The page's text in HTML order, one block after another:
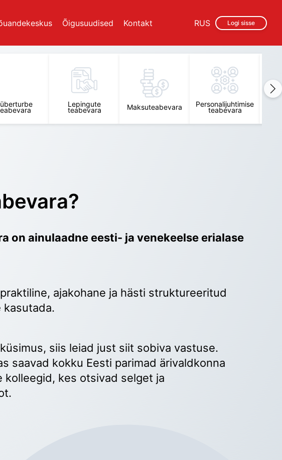
Õigusuudised Kontakt Logi sisse
RUS
Lepingute
teabevara Maksuteabevara Personalijuhtimise
teabevara
on ainulaadne eesti- ja venekeelse erialase
ajakohane ja hästi struktureeritud
kasutada.
siis leiad just siit sobiva vastuse.
saavad kokku Eesti parimad ärivaldkonna
kolleegid, kes otsivad selget ja